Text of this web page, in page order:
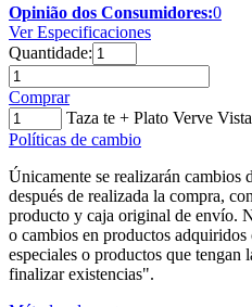
Opinião dos Consumidores:0
Ver Especificaciones
Quantidade:
Comprar
Taza te + Plato Verve
Políticas de cambio
Únicamente se realizarán cambios
después de realizada la compra,
producto y caja original de envío.
o cambios en productos adquiridos
especiales o productos que
finalizar existencias".